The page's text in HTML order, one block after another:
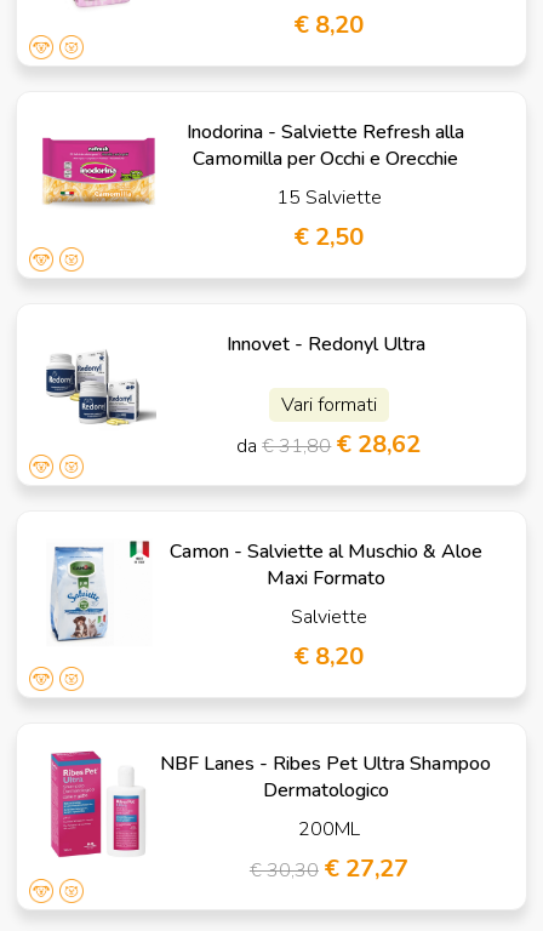
€ 8,20
Inodorina - Salviette Refresh alla
Camomilla per Occhi e Orecchie
15 Salviette
€ 2,50
Innovet - Redonyl Ultra
Vari formati
da€ 31,80 € 28,62
Camon - Salviette al Muschio & Aloe
Maxi Formato
Salviette
€ 8,20
NBF Lanes - Ribes Pet Ultra Shampoo
Dermatologico
200ML
€ 30,30 € 27,27